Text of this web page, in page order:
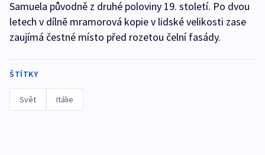
Samuela původně z druhé poloviny 19. století. Po dvou
letech v dílně mramorová kopie v lidské velikosti zase
zaujímá čestné místo před rozetou čelní fasády.
ŠTÍTKY
Svět Itálie